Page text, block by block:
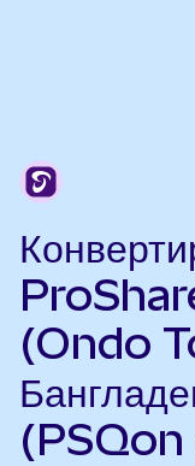
(Ondo
(PSQon